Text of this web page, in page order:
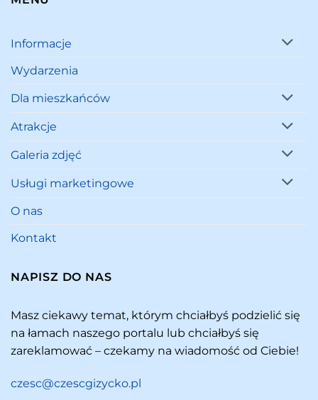
Informacje
Wydarzenia
Dla mieszkańców
Atrakcje
Galeria zdjęć
Usługi marketingowe
O nas
Kontakt
NAPISZ DO NAS
Masz ciekawy temat, którym chciałbyś podzielić się
na łamach naszego portalu lub chciałbyś się
zareklamować – czekamy na wiadomość od Ciebie!
czesc@czescgizycko.pl